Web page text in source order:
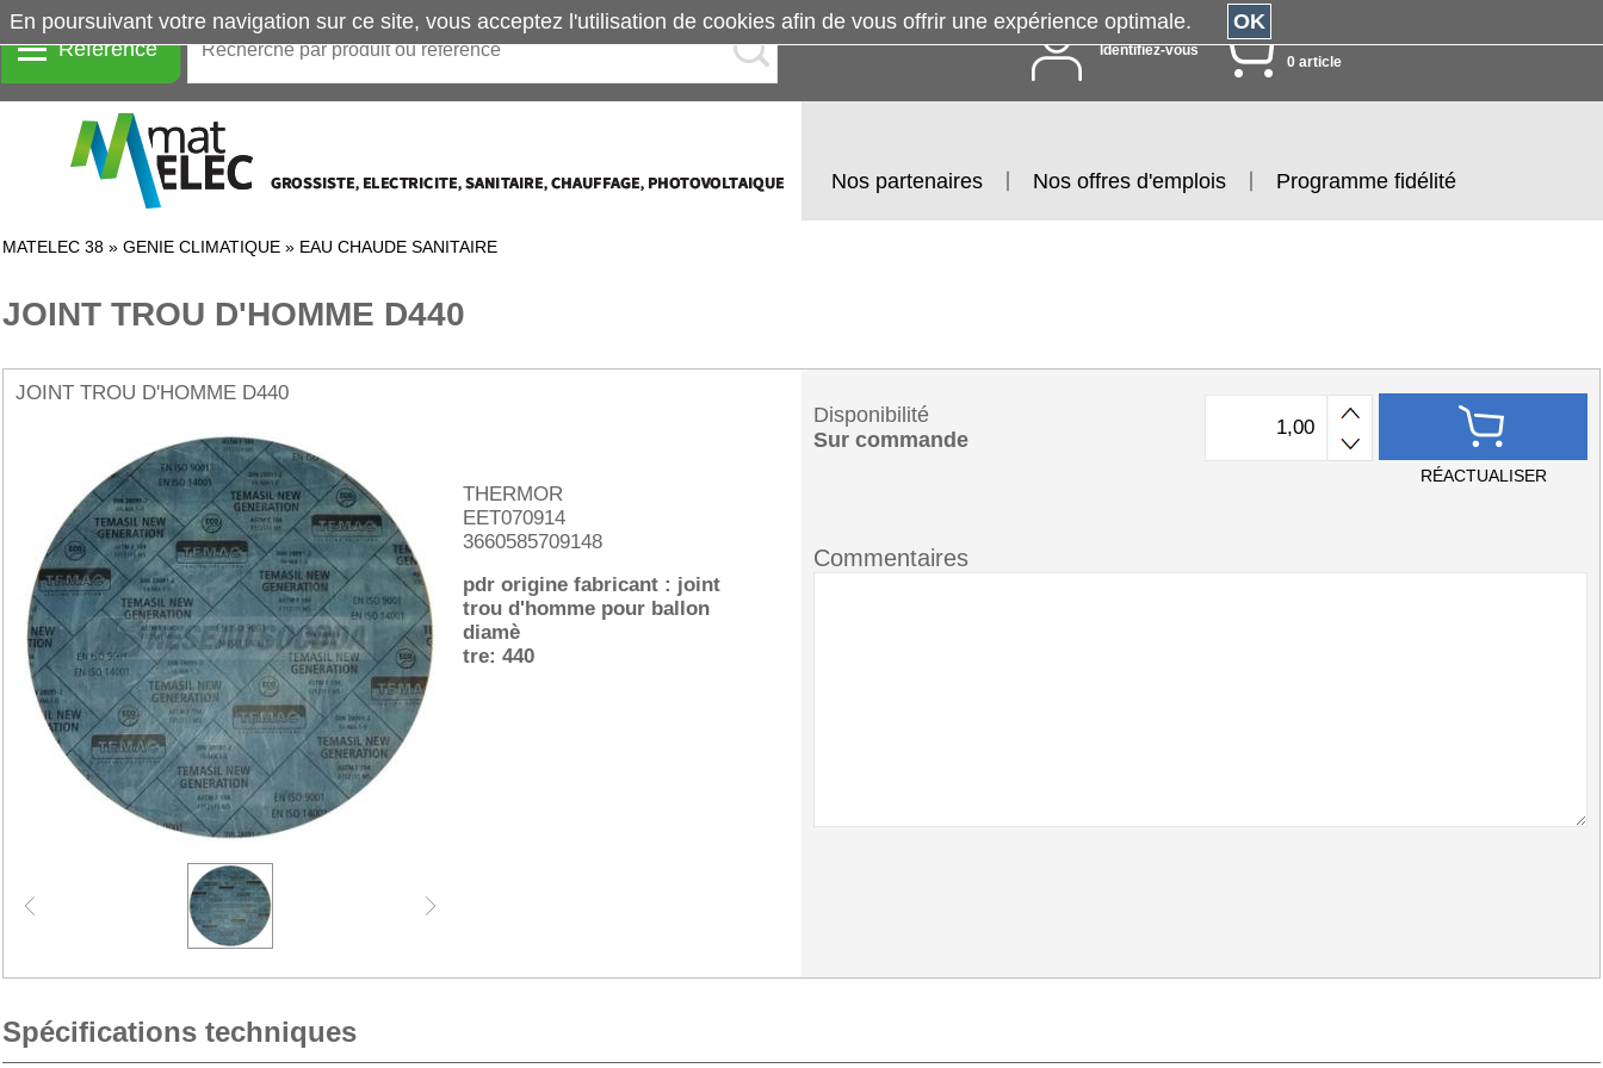
Référence Identifiez-vous
0 article
Nos partenaires Nos offres d'emplois Programme fidélité
MATELEC 38 » GENIE CLIMATIQUE » EAU CHAUDE SANITAIRE
JOINT TROU D'HOMME D440
JOINT TROU D'HOMME D440
THERMOR
EET070914
3660585709148
pdr origine fabricant : joint
trou d'homme pour ballon
diamè
tre: 440
Disponibilité
Sur commande
RÉACTUALISER
Commentaires
Spécifications techniques
En poursuivant votre navigation sur ce site, vous acceptez l'utilisation de cookies afin de vous offrir une expérience optimale. OK